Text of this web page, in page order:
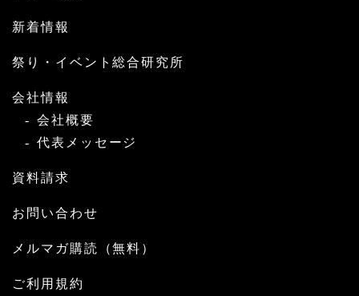
新着情報
祭り・イベント総合研究所
会社情報
会社概要
代表メッセージ
資料請求
お問い合わせ
メルマガ購読（無料）
ご利用規約